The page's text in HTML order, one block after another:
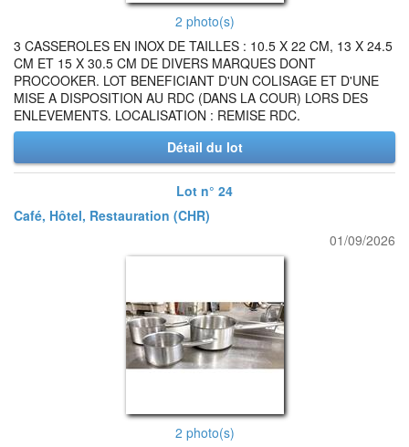
2 photo(s)
3 CASSEROLES EN INOX DE TAILLES : 10.5 X 22 CM, 13 X 24.5
CM ET 15 X 30.5 CM DE DIVERS MARQUES DONT
PROCOOKER. LOT BENEFICIANT D'UN COLISAGE ET D'UNE
MISE A DISPOSITION AU RDC (DANS LA COUR) LORS DES
ENLEVEMENTS. LOCALISATION : REMISE RDC.
Détail du lot
Lot n° 24
Café, Hôtel, Restauration (CHR)
01/09/2026
2 photo(s)